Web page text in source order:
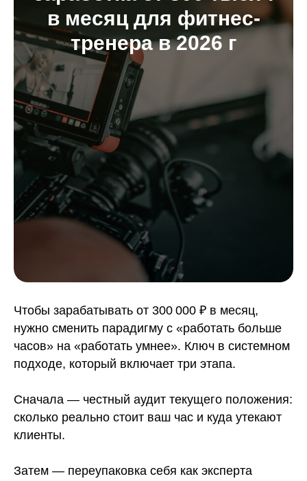
в месяц для фитнес-
тренера в 2026 г
Чтобы зарабатывать от 300 000 ₽ в месяц,
нужно сменить парадигму с «работать больше
часов» на «работать умнее». Ключ в системном
подходе, который включает три этапа.
Сначала — честный аудит текущего положения:
сколько реально стоит ваш час и куда утекают
клиенты.
Затем — переупаковка себя как эксперта